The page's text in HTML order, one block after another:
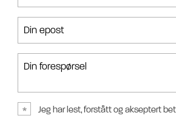
Din epost
Din forespørsel
Jeg har lest, forstått og akseptert